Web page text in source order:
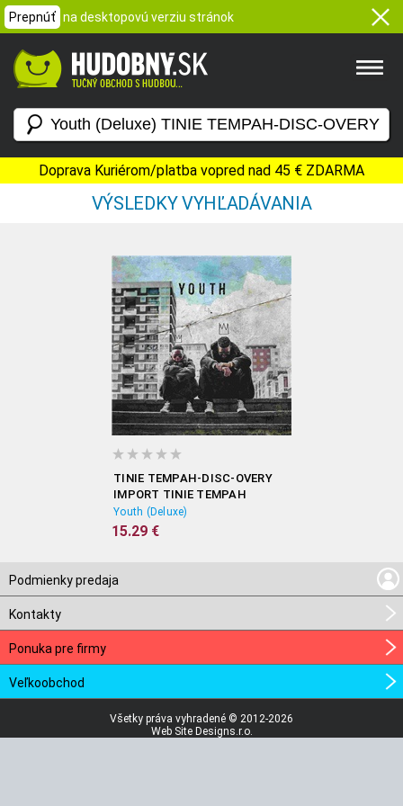
Prepnúť na desktopovú verziu stránok
Doprava Kuriérom/platba vopred nad 45 € ZDARMA
VÝSLEDKY VYHĽADÁVANIA
TINIE TEMPAH-DISC-OVERY
IMPORT TINIE TEMPAH
Youth (Deluxe)
15.29 €
Podmienky predaja
Kontakty
Ponuka pre firmy
Veľkoobchod
Všetky práva vyhradené © 2012-2026
Web Site Designs.r.o.